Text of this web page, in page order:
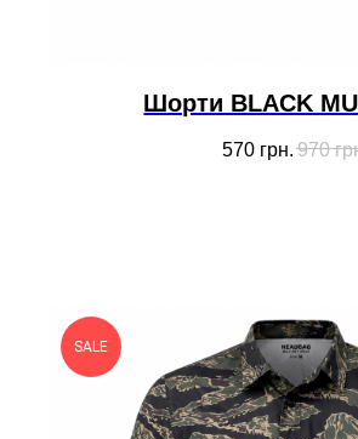
Шорти BLACK
570 грн. 970
SALE